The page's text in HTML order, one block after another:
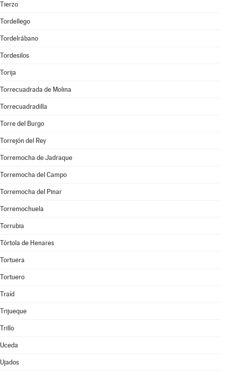
Tierzo
Tordellego
Tordelrábano
Tordesilos
Torija
Torrecuadrada de Molina
Torrecuadradilla
Torre del Burgo
Torrejón del Rey
Torremocha de Jadraque
Torremocha del Campo
Torremocha del Pinar
Torremochuela
Torrubia
Tórtola de Henares
Tortuera
Tortuero
Traíd
Trijueque
Trillo
Uceda
Ujados